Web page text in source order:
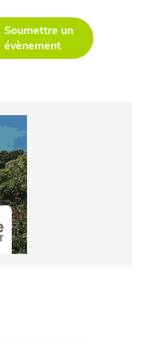
Soumettre un
évènement